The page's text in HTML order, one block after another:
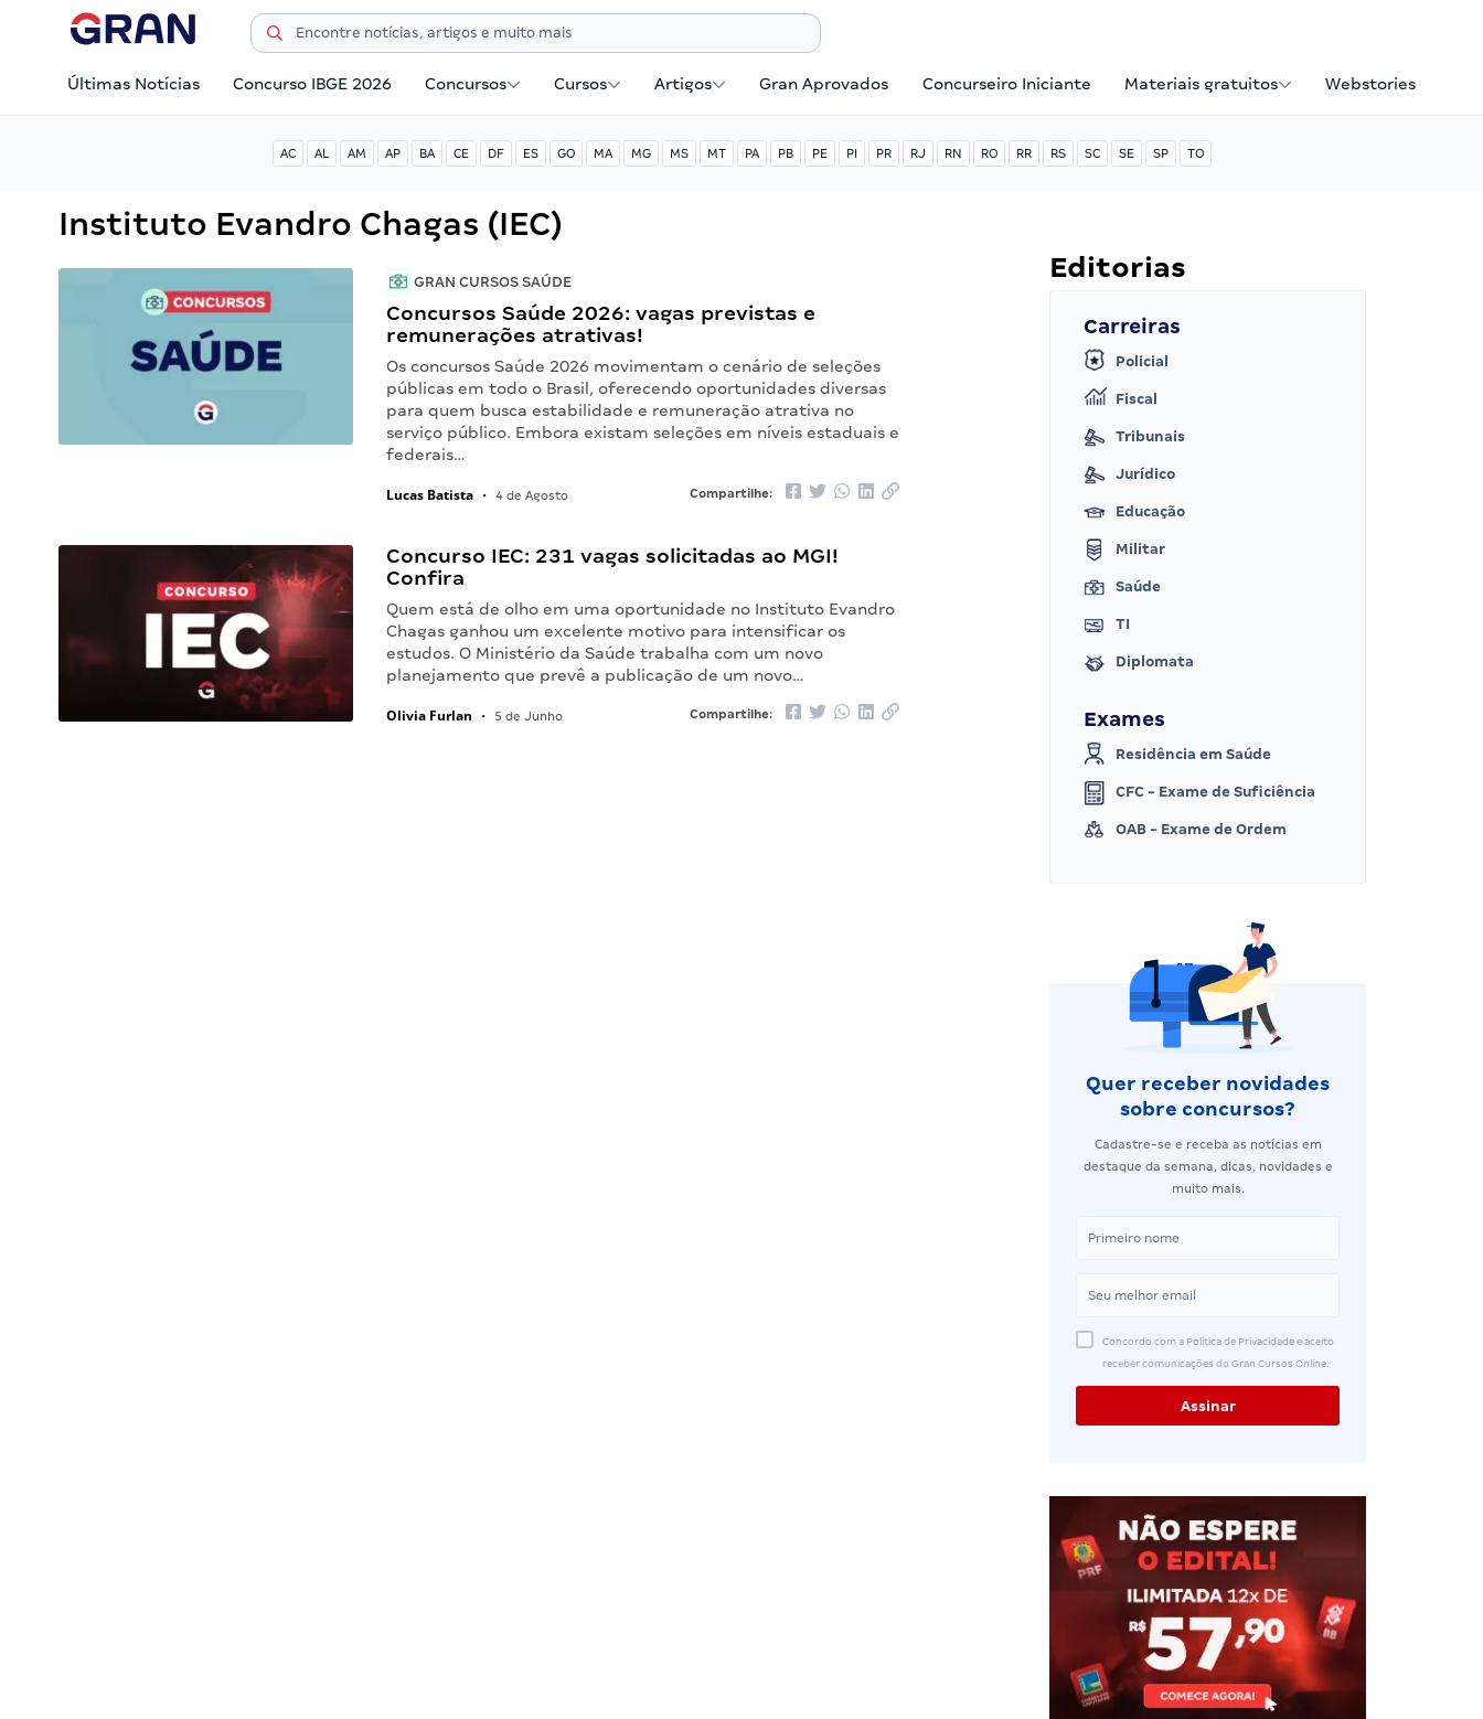
Últimas Notícias Concurso IBGE 2026 Concursos Cursos Artigos Gran Aprovados Concurseiro Iniciante Materiais gratuitos Webstories
AC AL AM AP BA CE DF ES GO MA MG MS MT PA PB PE PI PR RJ RN RO RR RS SC SE SP TO
Instituto Evandro Chagas (IEC)
GRAN CURSOS SAÚDE
Concursos Saúde 2026: vagas previstas e
remunerações atrativas!
Os concursos Saúde 2026 movimentam o cenário de seleções
públicas em todo o Brasil, oferecendo oportunidades diversas
para quem busca estabilidade e remuneração atrativa no
serviço público. Embora existam seleções em níveis estaduais e
federais…
Lucas Batista • 4 de Agosto Compartilhe:
Concurso IEC: 231 vagas solicitadas ao MGI!
Confira
Quem está de olho em uma oportunidade no Instituto Evandro
Chagas ganhou um excelente motivo para intensificar os
estudos. O Ministério da Saúde trabalha com um novo
planejamento que prevê a publicação de um novo…
Olivia Furlan • 5 de Junho Compartilhe:
Editorias
Carreiras
Policial
Fiscal
Tribunais
Jurídico
Educação
Militar
Saúde
TI
Diplomata
Exames
Residência em Saúde
CFC - Exame de Suficiência
OAB - Exame de Ordem
Quer receber novidades
sobre concursos?
Cadastre-se e receba as notícias em
destaque da semana, dicas, novidades e
muito mais.
Concordo com a Política de Privacidade e aceito
receber comunicações do Gran Cursos Online.